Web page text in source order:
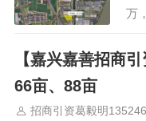
万
集
体
【嘉兴嘉善招商
66亩、88亩
招商引资葛毅明